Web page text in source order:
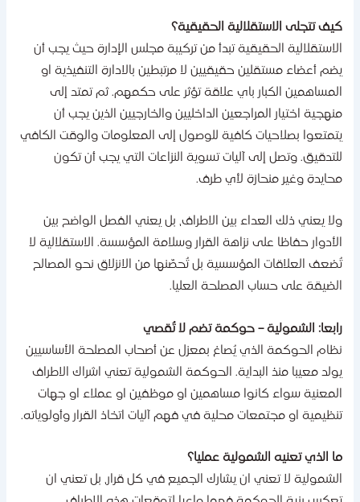
تتجلى الاستقلالية الحقيقية؟
الحقيقية تبدأ من تركيبة مجلس الإدارة حيث يجب أن
أعضاء مستقلين حقيقيين لا مرتبطين بالادارة التنفيذية او
الكبار باي علاقة تؤثر على حكمهم. ثم تمتد إلى
اختيار المراجعين الداخليين والخارجيين الذين يجب أن
بصلاحيات كافية للوصول إلى المعلومات والوقت الكافي
وتصل إلى آليات تسوية النزاعات التي يجب أن تكون
وغير منحازة لأي طرف.
يعني ذلك العداء بين الاطراف، بل يعني الفصل الواضح بين
حفاظا على نزاهة القرار وسلامة المؤسسة. الاستقلالية لا
العلاقات المؤسسية بل تُحصّنها من الانزلاق نحو المصالح
على حساب المصلحة العليا.
الشمولية – حوكمة تضم لا تُقصي
الحوكمة الذي يُصاغ بمعزل عن أصحاب المصلحة الأساسيين
معيبا منذ البداية. الحوكمة الشمولية تعني اشراك الاطراف
سواء كانوا مساهمين او موظفين او عملاء او جهات
او مجتمعات محلية في فهم آليات اتخاذ القرار وأولوياته.
الذي تعنيه الشمولية عمليا؟
لا تعني ان يشارك الجميع في كل قرار، بل تعني ان